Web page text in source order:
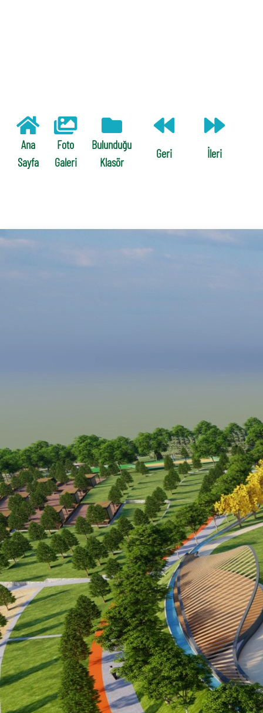
Ana
Sayfa
Foto
Galeri
Bulunduğu
Klasör
Geri İleri